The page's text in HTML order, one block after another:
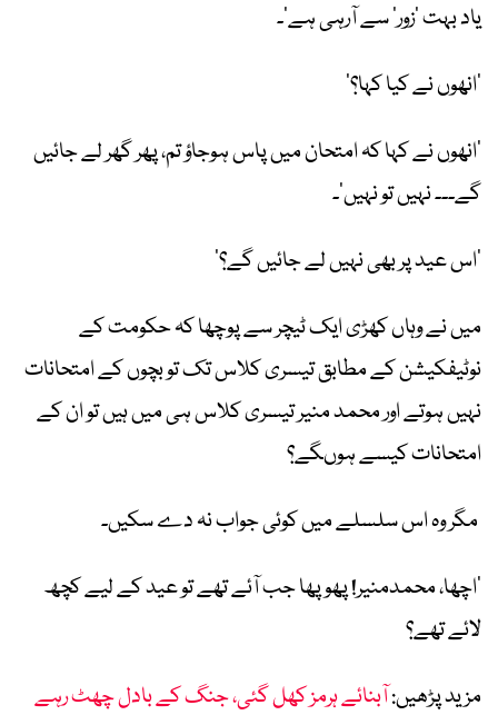
یاد بہت ’زور‘ سے آرہی ہے‘۔
’انھوں نے کیا کہا؟‘
’انھوں نے کہا کہ امتحان میں پاس ہوجاؤ تم، پھر گھر لے جائیں
گے۔۔۔ نہیں تو نہیں‘۔
’اس عید پر بھی نہیں لے جائیں گے؟‘
میں نے وہاں کھڑی ایک ٹیچر سے پوچھا کہ حکومت کے
نوٹیفکیشن کے مطابق تیسری کلاس تک تو بچوں کے امتحانات
نہیں ہوتے اور محمد منیر تیسری کلاس ہی میں ہیں تو ان کے
امتحانات کیسے ہوںگے؟
مگر وہ اس سلسلے میں کوئی جواب نہ دے سکیں۔
’اچھا، محمدمنیر! پھوپھا جب آئے تھے تو عید کے لیے کچھ
لائے تھے؟
مزید پڑھیں:آبنائے ہرمز کھل گئی، جنگ کے بادل چھٹ رہے